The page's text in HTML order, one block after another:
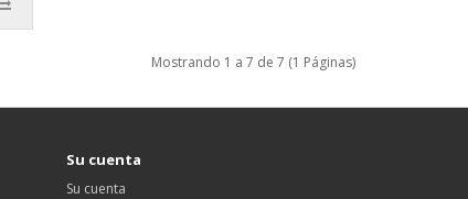
Mostrando 1 a 7 de 7 (1 Páginas)
Su cuenta
Su cuenta